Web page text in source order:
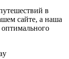
в
сайте, а наша